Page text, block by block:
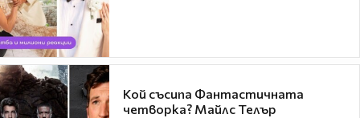
Кой съсипа Фантастичната
четворка? Майлс Телър